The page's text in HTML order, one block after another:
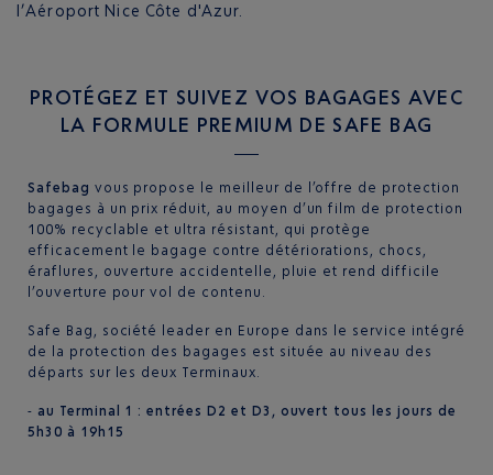
l’Aéroport Nice Côte d'Azur.
PROTÉGEZ ET SUIVEZ VOS BAGAGES AVEC
LA FORMULE PREMIUM DE SAFE BAG
Safebag vous propose le meilleur de l’offre de protection
bagages à un prix réduit, au moyen d’un film de protection
100% recyclable et ultra résistant, qui protège
efficacement le bagage contre détériorations, chocs,
éraflures, ouverture accidentelle, pluie et rend difficile
l’ouverture pour vol de contenu.
Safe Bag, société leader en Europe dans le service intégré
de la protection des bagages est située au niveau des
départs sur les deux Terminaux.
- au Terminal 1 : entrées D2 et D3, ouvert tous les jours de
5h30 à 19h15